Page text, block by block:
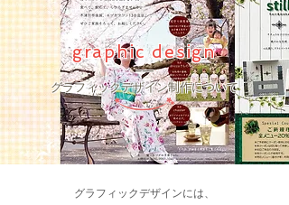
graphic design
---
グラフィックデザイン制作について
グラフィックデザインには、